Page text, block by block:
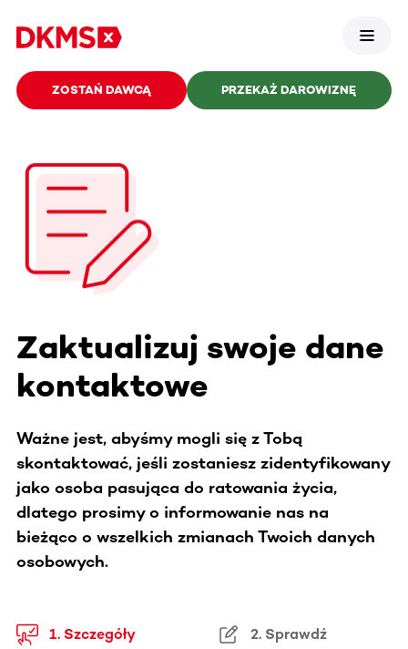
ZOSTAŃ DAWCĄ PRZEKAŻ DAROWIZNĘ
Zaktualizuj swoje dane
kontaktowe
Ważne jest, abyśmy mogli się z Tobą
skontaktować, jeśli zostaniesz zidentyfikowany
jako osoba pasująca do ratowania życia,
dlatego prosimy o informowanie nas na
bieżąco o wszelkich zmianach Twoich danych
osobowych.
1. Szczegóły 2. Sprawdź